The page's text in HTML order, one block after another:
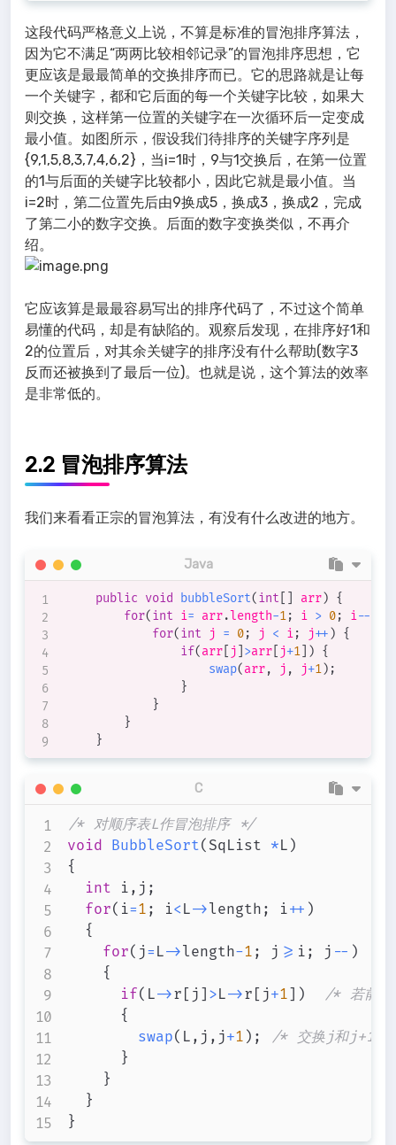
这段代码严格意义上说，不算是标准的冒泡排序算法，
因为它不满足“两两比较相邻记录”的冒泡排序思想，它
更应该是最最简单的交换排序而已。它的思路就是让每
一个关键字，都和它后面的每一个关键字比较，如果大
则交换，这样第一位置的关键字在一次循环后一定变成
最小值。如图所示，假设我们待排序的关键字序列是
{9,1,5,8,3,7,4,6,2}，当i=1时，9与1交换后，在第一位置
的1与后面的关键字比较都小，因此它就是最小值。当
i=2时，第二位置先后由9换成5，换成3，换成2，完成
了第二小的数字交换。后面的数字变换类似，不再介
绍。
它应该算是最最容易写出的排序代码了，不过这个简单
易懂的代码，却是有缺陷的。观察后发现，在排序好1和
2的位置后，对其余关键字的排序没有什么帮助(数字3
反而还被换到了最后一位)。也就是说，这个算法的效率
是非常低的。
2.2 冒泡排序算法
我们来看看正宗的冒泡算法，有没有什么改进的地方。
public void bubbleSort(int arr) {
for(int i= arr.length-1; i > 0; i--
for(int j = 0; j < i; j++) {
if(arr j >arr j+1 ) {
swap(arr, j , j+1) ;
}
}
}
}
Java
/* 对顺序表L作冒泡排序 */
void BubbleSort( SqList *L )
{
int i , j ;
for( i=1 ; i<L->length ; i++ )
{
for( j= L->length-1 ; j >= i ; j -- )
{
if( L->r [ j ] >L->r [ j+1 ] )
/* 若前者
{
swap( L , j , j+1 ) ;
/* 交换j和j+1下
}
}
}
}
C